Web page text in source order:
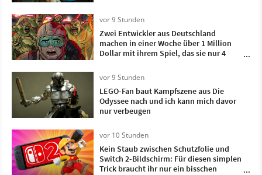
vor 9 Stunden
Zwei Entwickler aus Deutschland
machen in einer Woche über 1 Million
Dollar mit ihrem Spiel, das sie nur 4
vor 9 Stunden
LEGO-Fan baut Kampfszene aus Die
Odyssee nach und ich kann mich davor
nur verbeugen
vor 10 Stunden
Kein Staub zwischen Schutzfolie und
Switch 2-Bildschirm: Für diesen simplen
Trick braucht ihr nur ein bisschen